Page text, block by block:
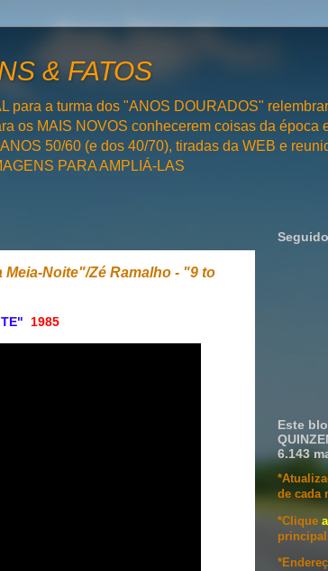
& FATOS
para a turma dos "ANOS DOURADOS"
os MAIS NOVOS conhecerem coisas da época
50/60 (e dos 40/70), tiradas da WEB e
PARA AMPLIÁ-LAS
Meia-Noite"/Zé Ramalho - "9 to
1985
Este
6.143
de cada
*Clique